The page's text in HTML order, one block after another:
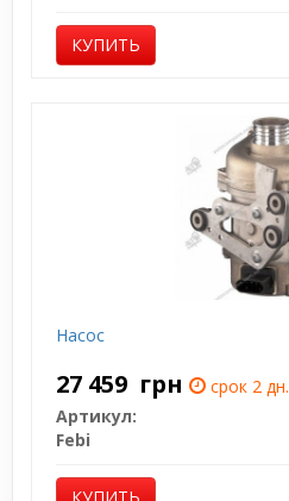
КУПИТЬ
Насос
27 459 грн
срок 2 дн.
Артикул:
Febi